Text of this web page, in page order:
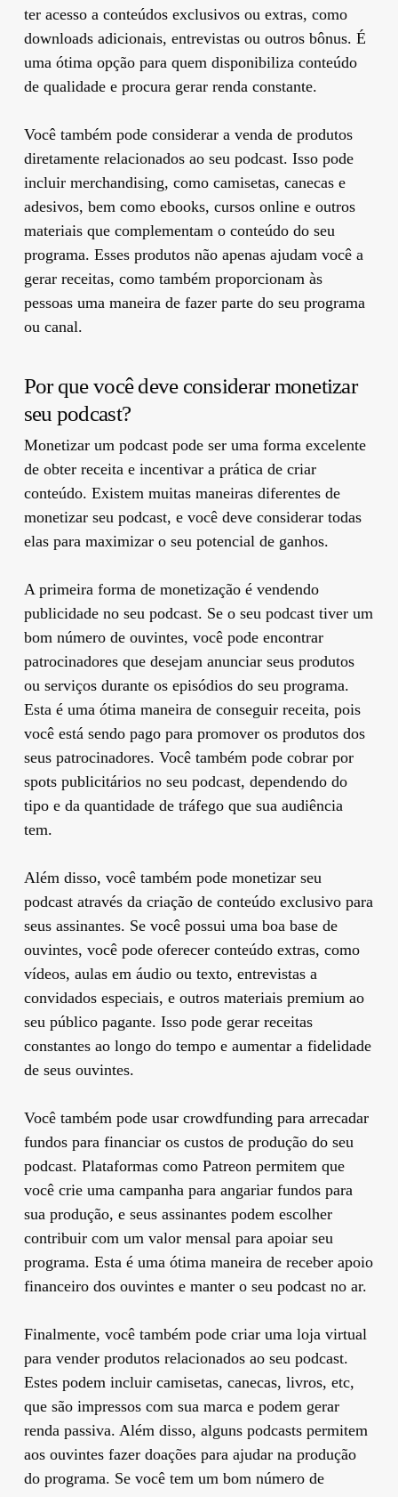
ter acesso a conteúdos exclusivos ou extras, como
downloads adicionais, entrevistas ou outros bônus. É
uma ótima opção para quem disponibiliza conteúdo
de qualidade e procura gerar renda constante.
Você também pode considerar a venda de produtos
diretamente relacionados ao seu podcast. Isso pode
incluir merchandising, como camisetas, canecas e
adesivos, bem como ebooks, cursos online e outros
materiais que complementam o conteúdo do seu
programa. Esses produtos não apenas ajudam você a
gerar receitas, como também proporcionam às
pessoas uma maneira de fazer parte do seu programa
ou canal.
Por que você deve considerar monetizar
seu podcast?
Monetizar um podcast pode ser uma forma excelente
de obter receita e incentivar a prática de criar
conteúdo. Existem muitas maneiras diferentes de
monetizar seu podcast, e você deve considerar todas
elas para maximizar o seu potencial de ganhos.
A primeira forma de monetização é vendendo
publicidade no seu podcast. Se o seu podcast tiver um
bom número de ouvintes, você pode encontrar
patrocinadores que desejam anunciar seus produtos
ou serviços durante os episódios do seu programa.
Esta é uma ótima maneira de conseguir receita, pois
você está sendo pago para promover os produtos dos
seus patrocinadores. Você também pode cobrar por
spots publicitários no seu podcast, dependendo do
tipo e da quantidade de tráfego que sua audiência
tem.
Além disso, você também pode monetizar seu
podcast através da criação de conteúdo exclusivo para
seus assinantes. Se você possui uma boa base de
ouvintes, você pode oferecer conteúdo extras, como
vídeos, aulas em áudio ou texto, entrevistas a
convidados especiais, e outros materiais premium ao
seu público pagante. Isso pode gerar receitas
constantes ao longo do tempo e aumentar a fidelidade
de seus ouvintes.
Você também pode usar crowdfunding para arrecadar
fundos para financiar os custos de produção do seu
podcast. Plataformas como Patreon permitem que
você crie uma campanha para angariar fundos para
sua produção, e seus assinantes podem escolher
contribuir com um valor mensal para apoiar seu
programa. Esta é uma ótima maneira de receber apoio
financeiro dos ouvintes e manter o seu podcast no ar.
Finalmente, você também pode criar uma loja virtual
para vender produtos relacionados ao seu podcast.
Estes podem incluir camisetas, canecas, livros, etc,
que são impressos com sua marca e podem gerar
renda passiva. Além disso, alguns podcasts permitem
aos ouvintes fazer doações para ajudar na produção
do programa. Se você tem um bom número de